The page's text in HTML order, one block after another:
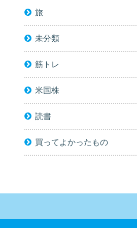
旅
未分類
筋トレ
米国株
読書
買ってよかったもの